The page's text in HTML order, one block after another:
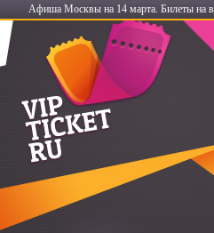
Афиша Москвы на 14 марта. Билеты на